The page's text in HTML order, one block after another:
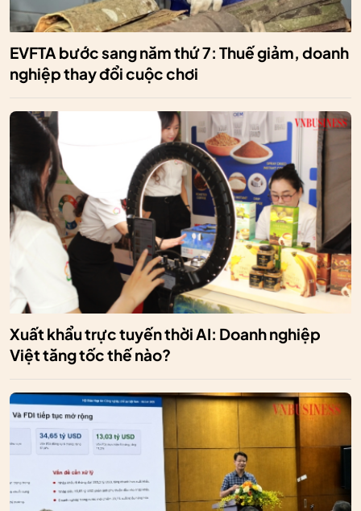
EVFTA bước sang năm thứ 7: Thuế giảm, doanh
nghiệp thay đổi cuộc chơi
Xuất khẩu trực tuyến thời AI: Doanh nghiệp
Việt tăng tốc thế nào?